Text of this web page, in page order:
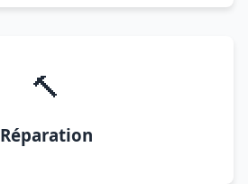
🔨
Réparation